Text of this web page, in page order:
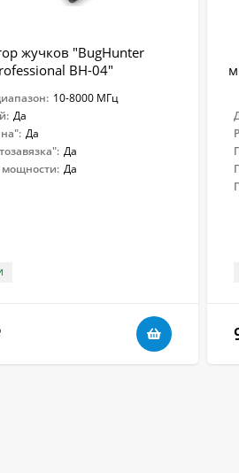
жучков "BugHunter
BH-04"
10-8000 МГц
Да
Да
Да
мощности: Да